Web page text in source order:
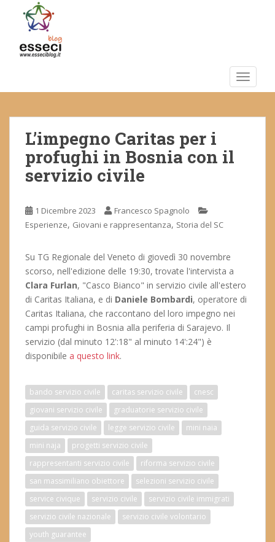
m
L’impegno Caritas per i
profughi in Bosnia con il
servizio civile
1 Dicembre 2023
Francesco Spagnolo
Esperienze, Giovani e rappresentanza, Storia del SC
Su TG Regionale del Veneto di giovedì 30 novembre
scorso, nell'edizione delle 19:30, trovate l'intervista a
Clara Furlan, "Casco Bianco" in servizio civile all'estero
di Caritas Italiana, e di Daniele Bombardi, operatore di
Caritas Italiana, che raccontano del loro impegno nei
campi profughi in Bosnia alla periferia di Sarajevo. Il
servizio (dal minuto 12':18" al minuto 14':24") è
disponibile a questo link.
bando servizio civile caritas servizio civile
cnesc
giovani servizio civile
graduatorie servizio civile
guida servizio civile
legge servizio civile
mini naia
mini naja
progetti servizio civile
rappresentanti servizio civile
riforma servizio civile
san massimiliano obiettore
selezioni servizio civile
service civique
servizio civile
servizio civile immigrati
servizio civile nazionale
servizio civile volontario
youth guarantee